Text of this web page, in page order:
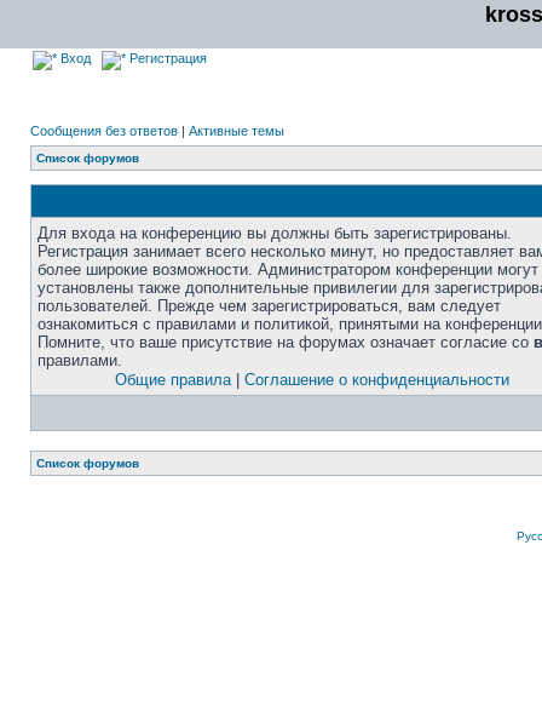
Вход Регистрация
Сообщения без ответов | Активные темы
Список форумов
Для входа на конференцию вы должны быть зарегистрированы.
Регистрация занимает всего несколько минут, но предоставляет
более широкие возможности. Администратором конференции
установлены также дополнительные привилегии для
пользователей. Прежде чем зарегистрироваться, вам следует
ознакомиться с правилами и политикой, принятыми на
Помните, что ваше присутствие на форумах означает согласие со
правилами.
Общие правила| Соглашение о конфиденциальности
Список форумов